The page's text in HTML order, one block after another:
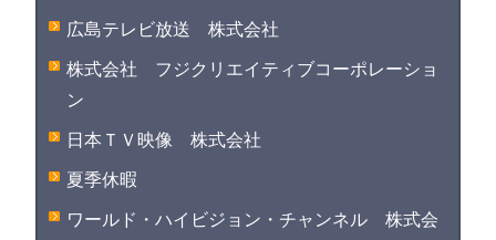
広島テレビ放送 株式会社
株式会社 フジクリエイティブコーポレーショ
ン
日本ＴＶ映像 株式会社
夏季休暇
ワールド・ハイビジョン・チャンネル 株式会